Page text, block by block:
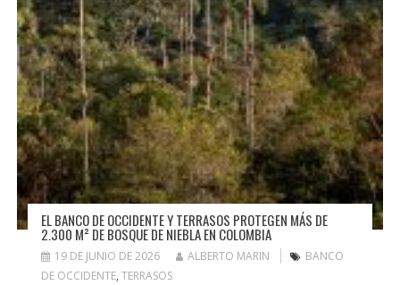
EL BANCO DE OCCIDENTE Y TERRASOS PROTEGEN MÁS DE
2.300 M² DE BOSQUE DE NIEBLA EN COLOMBIA
19 DE JUNIO DE 2026 ALBERTO MARIN
BANCO
DE OCCIDENTE, TERRASOS